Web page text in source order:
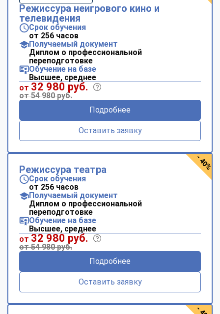
Режиссура неигрового кино и
телевидения
Срок обучения
от 256 часов
Получаемый документ
Диплом о профессиональной
переподготовке
Обучение на базе
Высшее, среднее
от 32 980 руб.
от 54 980 руб.
Подробнее
Оставить заявку
Режиссура театра
Срок обучения
от 256 часов
Получаемый документ
Диплом о профессиональной
переподготовке
Обучение на базе
Высшее, среднее
от 32 980 руб.
от 54 980 руб.
Подробнее
Оставить заявку
- 40%